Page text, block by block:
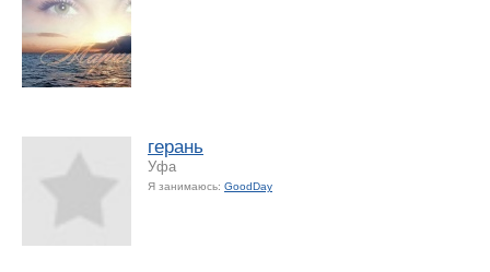
герань
Уфа
Я занимаюсь: GoodDay